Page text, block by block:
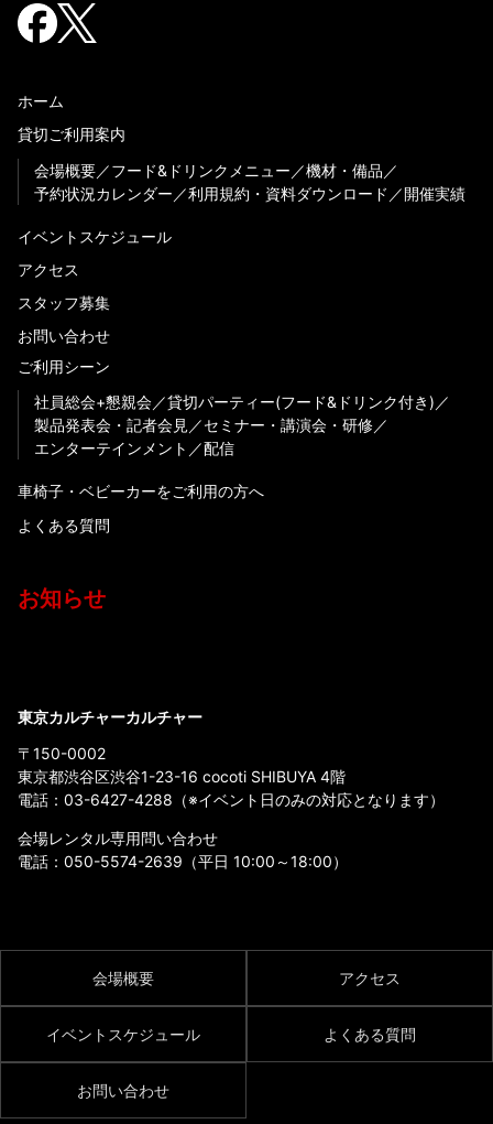
ホーム
貸切ご利用案内
会場概要
フード&ドリンクメニュー
機材・備品
予約状況カレンダー
利用規約・資料ダウンロード 開催実績
イベントスケジュール
アクセス
スタッフ募集
お問い合わせ
ご利用シーン
社員総会+懇親会
貸切パーティー(フード&ドリンク付き)
製品発表会・記者会見
セミナー・講演会・研修
エンターテインメント
配信
車椅子・ベビーカーをご利用の方へ
よくある質問
お知らせ
東京カルチャーカルチャー
〒150-0002
東京都渋谷区渋谷1-23-16 cocoti SHIBUYA 4階
電話： 03-6427-4288 （※イベント日のみの対応となります）
会場レンタル専用問い合わせ
電話： 050-5574-2639 （平日 10:00～18:00）
会場概要 アクセス
イベントスケジュール よくある質問
お問い合わせ